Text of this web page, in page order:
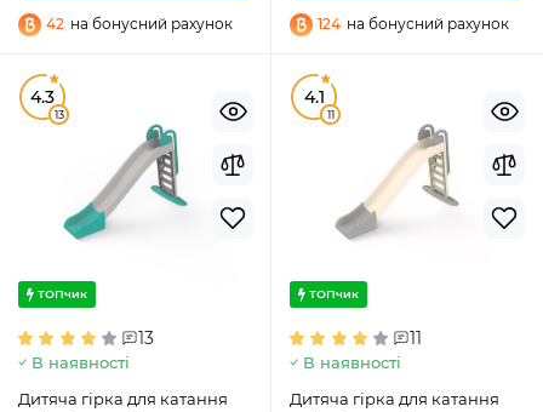
42 на бонусний рахунок 124 на бонусний рахунок
4.3
13
ТОПчик
13
В наявності
Дитяча гірка для катання
4.1
11
ТОПчик
11
В наявності
Дитяча гірка для катання